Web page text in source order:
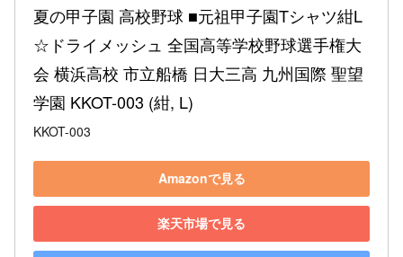
夏の甲子園 高校野球 ■元祖甲子園Tシャツ紺L
☆ドライメッシュ 全国高等学校野球選手権大
会 横浜高校 市立船橋 日大三高 九州国際 聖望
学園 KKOT-003 (紺, L)
KKOT-003
Amazonで見る
楽天市場で見る